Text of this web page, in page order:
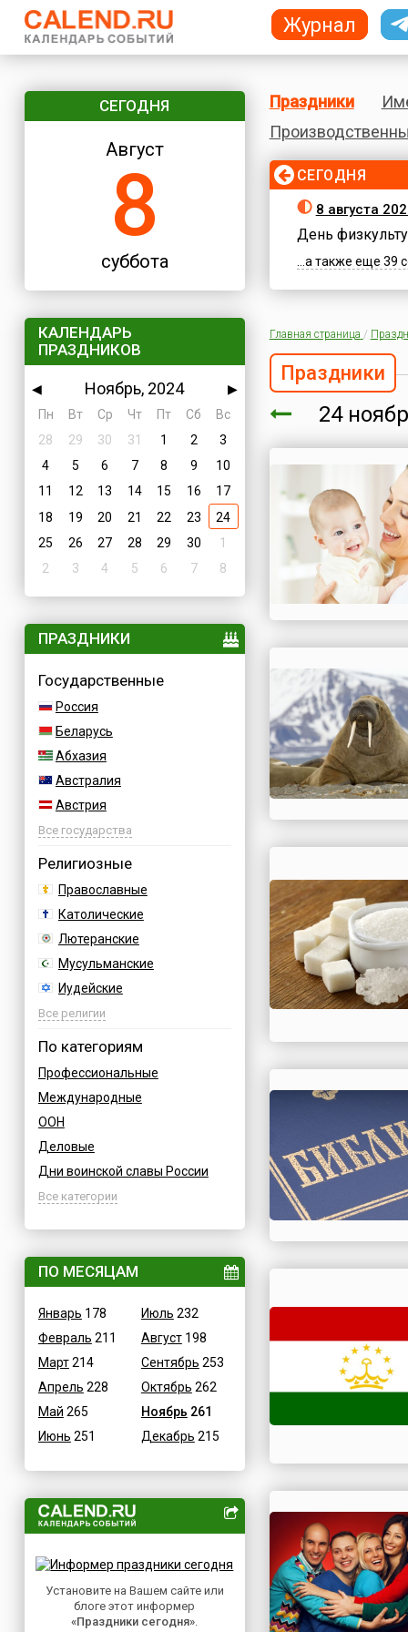
СЕГОДНЯ
Август
8
суббота
КАЛЕНДАРЬ
ПРАЗДНИКОВ
◀ Ноябрь, 2024
▶
Пн
Вт Ср Чт Пт Сб
Вс
28
29 30 31 1 2
3
4
5 6 7 8 9
10
11
12 13 14 15 16
17
18
19 20 21 22 23
24
25
26 27 28 29 30
1
2
3 4 5 6 7 8
ПРАЗДНИКИ
Государственные
Россия
Беларусь
Абхазия
Австралия
Австрия
Азербайджан
Босния
Бразилия
Великобритания
Венгрия
Вьетнам
Германия
Греция
Египет
Израиль
Индия
Иордания
Ирак
Иран
Ирландия
Исландия
Италия
Казахстан
Камерун
Канада
Все государства
Религиозные
Православные
Католические
Лютеранские
Мусульманские
Иудейские
Буддийские
Все религии
По категориям
Профессиональные
Международные
ООН
Деловые
Дни воинской славы России
Армейские
Водные
Детские
В честь икон
Дни памяти святых
Конституционные
Культурные
Масс-медийные
Независимые
Природные
Медицинские
Посты
Все категории
ПО МЕСЯЦАМ
Январь 178
Февраль 211
Март214
Апрель 228
Май 265
Июнь 251
Июль 232
Август198
Сентябрь 253
Октябрь 262
Ноябрь 261
Декабрь 215
Установите на Вашем сайте или
блоге этот информер
«Праздники сегодня».
Праздники
СЕГОДНЯ
8 августа
День
...а также еще 39
Главная страница /
Праздники
24
Журнал